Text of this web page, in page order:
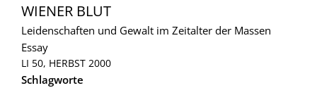
WIENER BLUT
Leidenschaften und Gewalt im Zeitalter der Massen
Essay
LI 50, HERBST 2000
Schlagworte